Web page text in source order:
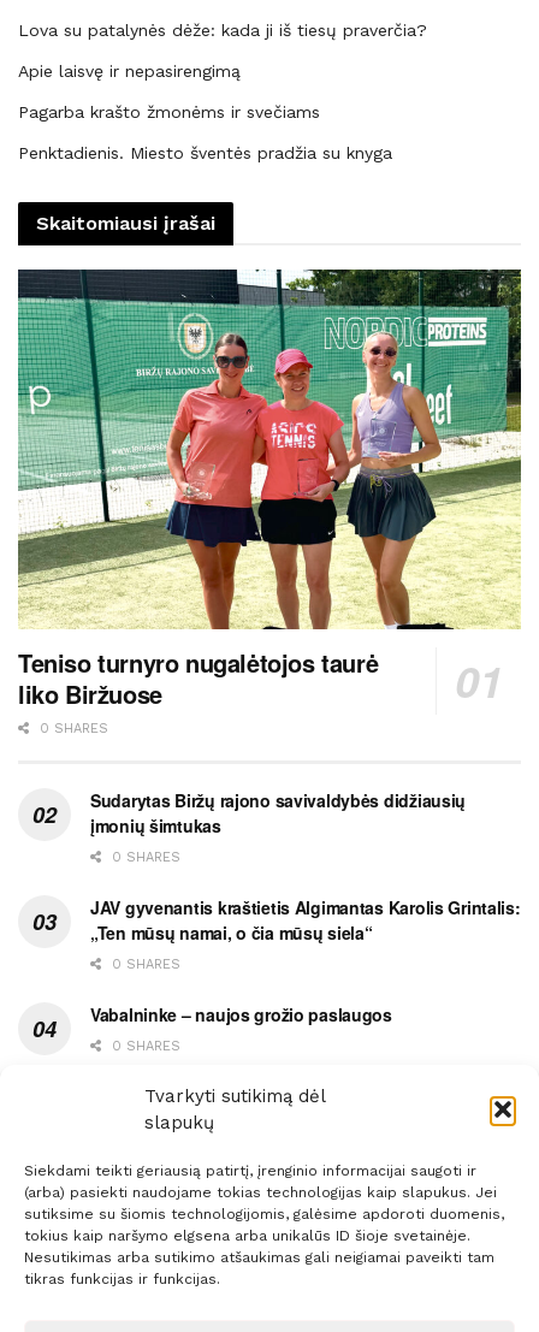
Tvarkyti sutikimą dėl
slapukų
Siekdami teikti geriausią patirtį, įrenginio informacijai saugoti ir
(arba) pasiekti naudojame tokias technologijas kaip slapukus. Jei
sutiksime su šiomis technologijomis, galėsime apdoroti duomenis,
tokius kaip naršymo elgsena arba unikalūs ID šioje svetainėje.
Nesutikimas arba sutikimo atšaukimas gali neigiamai paveikti tam
tikras funkcijas ir funkcijas.
Lova su patalynės dėže: kada ji iš tiesų praverčia?
Apie laisvę ir nepasirengimą
Pagarba krašto žmonėms ir svečiams
Penktadienis. Miesto šventės pradžia su knyga
Skaitomiausi įrašai
Teniso turnyro nugalėtojos taurė
liko Biržuose
0 SHARES
Sudarytas Biržų rajono savivaldybės didžiausių
įmonių šimtukas
0 SHARES
JAV gyvenantis kraštietis Algimantas Karolis Grintalis:
„Ten mūsų namai, o čia mūsų siela“
0 SHARES
Vabalninke – naujos grožio paslaugos
0 SHARES
Vytauto gatvės grimasos, arba užsitęsusi Biržų gėda
0 SHARES
Prenumerata Reklama